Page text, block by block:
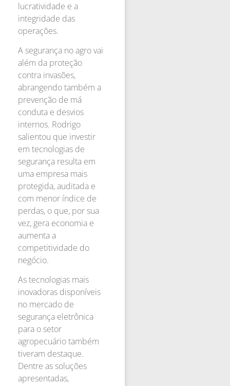
lucratividade e a
integridade das
operações.
A segurança no agro vai
além da proteção
contra invasões,
abrangendo também a
prevenção de má
conduta e desvios
internos. Rodrigo
salientou que investir
em tecnologias de
segurança resulta em
uma empresa mais
protegida, auditada e
com menor índice de
perdas, o que, por sua
vez, gera economia e
aumenta a
competitividade do
negócio.
As tecnologias mais
inovadoras disponíveis
no mercado de
segurança eletrônica
para o setor
agropecuário também
tiveram destaque.
Dentre as soluções
apresentadas,